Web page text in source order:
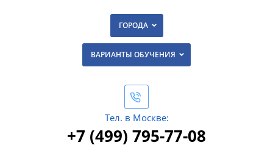
ГОРОДА
ВАРИАНТЫ ОБУЧЕНИЯ
Тел. в Москве:
+7 (499) 795-77-08